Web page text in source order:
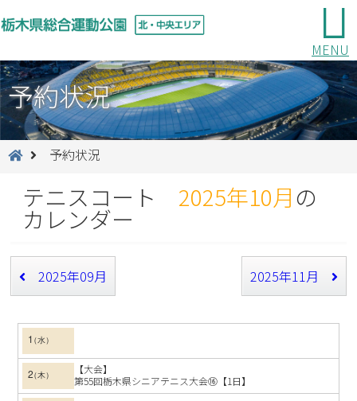
MENU
予約状況
予約状況
テニスコート 2025年10月の
カレンダー
2025年09月 2025年11月
1
2
【大会】
第55回栃木県シニアテニス大会⑯【1日】